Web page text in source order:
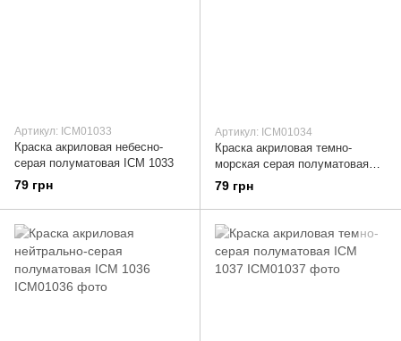
Артикул: ICM01033
Краска акриловая небесно-
серая полуматовая ICM 1033
79 грн
Артикул: ICM01034
Краска акриловая темно-
морская серая полуматовая
ICM 1034
79 грн